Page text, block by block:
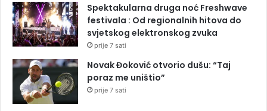
Spektakularna druga noć Freshwave
festivala : Od regionalnih hitova do
svjetskog elektronskog zvuka
prije 7 sati
Novak Đoković otvorio dušu: “Taj
poraz me uništio”
prije 7 sati